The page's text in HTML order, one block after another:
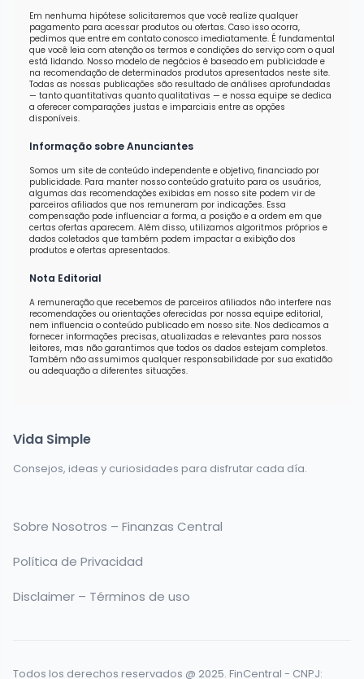
Em nenhuma hipótese solicitaremos que você realize qualquer
pagamento para acessar produtos ou ofertas. Caso isso ocorra,
pedimos que entre em contato conosco imediatamente. É fundamental
que você leia com atenção os termos e condições do serviço com o qual
está lidando. Nosso modelo de negócios é baseado em publicidade e
na recomendação de determinados produtos apresentados neste site.
Todas as nossas publicações são resultado de análises aprofundadas
— tanto quantitativas quanto qualitativas — e nossa equipe se dedica
a oferecer comparações justas e imparciais entre as opções
disponíveis.
Informação sobre Anunciantes
Somos um site de conteúdo independente e objetivo, financiado por
publicidade. Para manter nosso conteúdo gratuito para os usuários,
algumas das recomendações exibidas em nosso site podem vir de
parceiros afiliados que nos remuneram por indicações. Essa
compensação pode influenciar a forma, a posição e a ordem em que
certas ofertas aparecem. Além disso, utilizamos algoritmos próprios e
dados coletados que também podem impactar a exibição dos
produtos e ofertas apresentados.
Nota Editorial
A remuneração que recebemos de parceiros afiliados não interfere nas
recomendações ou orientações oferecidas por nossa equipe editorial,
nem influencia o conteúdo publicado em nosso site. Nos dedicamos a
fornecer informações precisas, atualizadas e relevantes para nossos
leitores, mas não garantimos que todos os dados estejam completos.
Também não assumimos qualquer responsabilidade por sua exatidão
ou adequação a diferentes situações.
Vida Simple
Consejos, ideas y curiosidades para disfrutar cada día.
Sobre Nosotros – Finanzas Central
Política de Privacidad
Disclaimer – Términos de uso
Todos los derechos reservados @ 2025. FinCentral - CNPJ: